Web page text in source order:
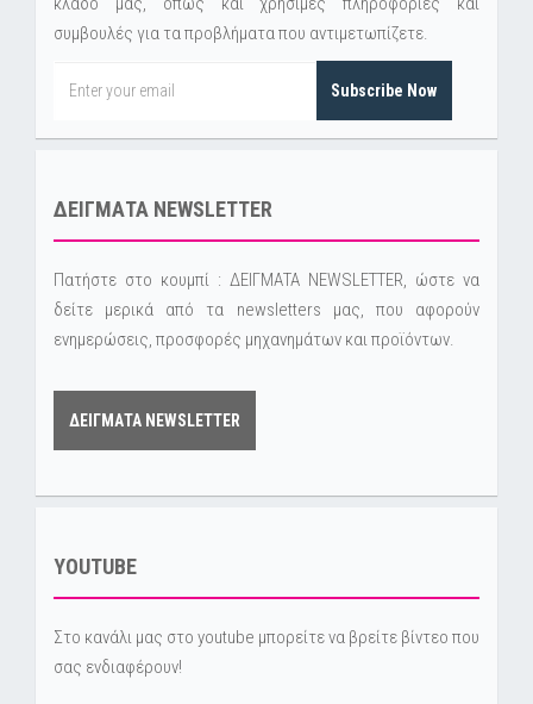
συμβουλές για τα προβλήματα που αντιμετωπίζετε.
Subscribe Now
ΔΕΙΓΜΑΤΑ NEWSLETTER
Πατήστε στο κουμπί : ΔΕΙΓΜΑΤΑ NEWSLETTER, ώστε να
δείτε μερικά από τα newsletters μας, που αφορούν
ενημερώσεις, προσφορές μηχανημάτων και προϊόντων.
ΔΕΙΓΜΑΤΑ NEWSLETTER
YOUTUBE
Στο κανάλι μας στο youtube μπορείτε να βρείτε βίντεο που
σας ενδιαφέρουν!